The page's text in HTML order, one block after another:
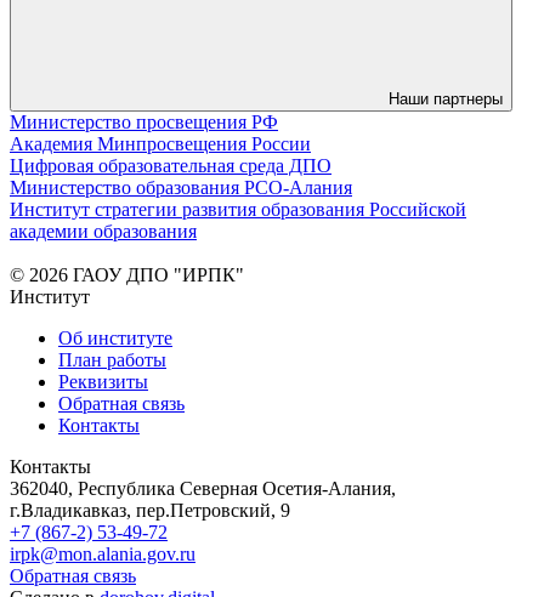
Наши партнеры
Министерство просвещения РФ
Академия Минпросвещения России
Цифровая образовательная среда ДПО
Министерство образования РСО-Алания
Институт стратегии развития образования Российской
академии образования
© 2026 ГАОУ ДПО "ИРПК"
Институт
Об институте
План работы
Реквизиты
Обратная связь
Контакты
Контакты
362040, Республика Северная Осетия-Алания,
г.Владикавказ, пер.Петровский, 9
+7 (867-2) 53-49-72
irpk@mon.alania.gov.ru
Обратная связь